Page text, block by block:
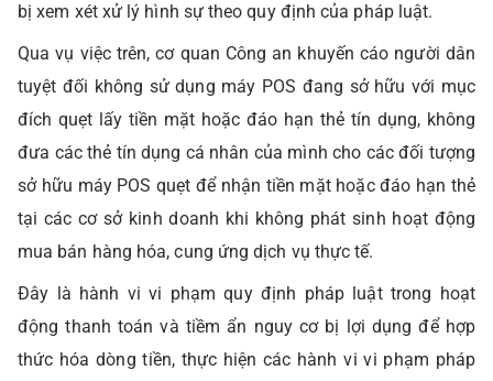
bị xem xét xử lý hình sự theo quy định của pháp luật.
Qua vụ việc trên, cơ quan Công an khuyến cáo người dân
tuyệt đối không sử dụng máy POS đang sở hữu với mục
đích quẹt lấy tiền mặt hoặc đáo hạn thẻ tín dụng, không
đưa các thẻ tín dụng cá nhân của mình cho các đối tượng
sở hữu máy POS quẹt để nhận tiền mặt hoặc đáo hạn thẻ
tại các cơ sở kinh doanh khi không phát sinh hoạt động
mua bán hàng hóa, cung ứng dịch vụ thực tế.
Đây là hành vi vi phạm quy định pháp luật trong hoạt
động thanh toán và tiềm ẩn nguy cơ bị lợi dụng để hợp
thức hóa dòng tiền, thực hiện các hành vi vi phạm pháp